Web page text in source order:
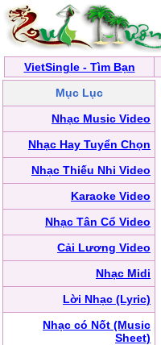
VietSingle - Tìm Bạn
Mục Lục
Nhạc Music Video
Nhạc Hay Tuyển Chọn
Nhạc Thiếu Nhi Video
Karaoke Video
Nhạc Tân Cổ Video
Cải Lương Video
Nhạc Midi
Lời Nhạc (Lyric)
Nhạc có Nốt (Music
Sheet)